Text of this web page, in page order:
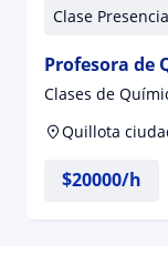
Clase
Profesora de
Clases de
Quillota
$20000/h